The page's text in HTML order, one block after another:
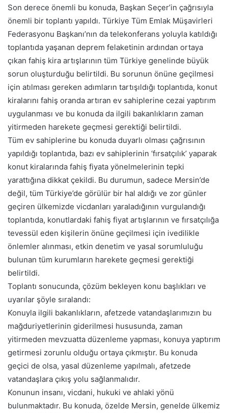
Son derece önemli bu konuda, Başkan Seçer’in çağrısıyla
önemli bir toplantı yapıldı. Türkiye Tüm Emlak Müşavirleri
Federasyonu Başkanı’nın da telekonferans yoluyla katıldığı
toplantıda yaşanan deprem felaketinin ardından ortaya
çıkan fahiş kira artışlarının tüm Türkiye genelinde büyük
sorun oluşturduğu belirtildi. Bu sorunun önüne geçilmesi
için atılması gereken adımların tartışıldığı toplantıda, konut
kiralarını fahiş oranda artıran ev sahiplerine cezai yaptırım
uygulanması ve bu konuda da ilgili bakanlıkların zaman
yitirmeden harekete geçmesi gerektiği belirtildi.
Tüm ev sahiplerine bu konuda duyarlı olması çağrısının
yapıldığı toplantıda, bazı ev sahiplerinin ‘fırsatçılık’ yaparak
konut kiralarında fahiş fiyata yönelmelerinin tepki
yarattığına dikkat çekildi. Bu durumun, sadece Mersin’de
değil, tüm Türkiye’de görülür bir hal aldığı ve zor günler
geçiren ülkemizde vicdanları yaraladığının vurgulandığı
toplantıda, konutlardaki fahiş fiyat artışlarının ve fırsatçılığa
tevessül eden kişilerin önüne geçilmesi için ivedilikle
önlemler alınması, etkin denetim ve yasal sorumluluğu
bulunan tüm kurumların harekete geçmesi gerektiği
belirtildi.
Toplantı sonucunda, çözüm bekleyen konu başlıkları ve
uyarılar şöyle sıralandı:
Konuyla ilgili bakanlıkların, afetzede vatandaşlarımızın bu
mağduriyetlerinin giderilmesi hususunda, zaman
yitirmeden mevzuatta düzenleme yapması, konuya yaptırım
getirmesi zorunlu olduğu ortaya çıkmıştır. Bu konuda
geçici de olsa, yasal düzenleme yapılmalı, afetzede
vatandaşlara çıkış yolu sağlanmalıdır.
Konunun insanı, vicdani, hukuki ve ahlaki yönü
bulunmaktadır. Bu konuda, özelde Mersin, genelde ülkemiz